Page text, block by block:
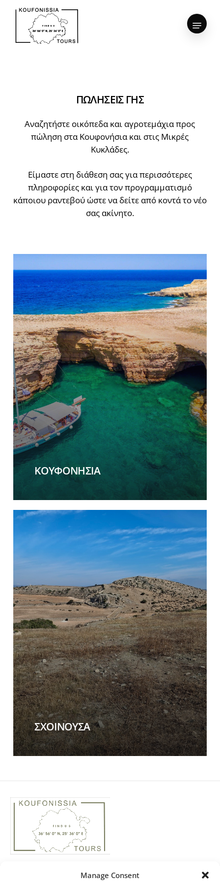
Manage Consent
content
Menu
ΠΩΛΗΣΕΙΣ ΓΗΣ
Αναζητήστε οικόπεδα και αγροτεμάχια προς
πώληση στα Κουφονήσια και στις Μικρές
Κυκλάδες.
Είμαστε στη διάθεση σας για περισσότερες
πληροφορίες και για τον προγραμματισμό
κάποιου ραντεβού ώστε να δείτε από κοντά το νέο
σας ακίνητο.
ΚΟΥΦΟΝΗΣΙΑ
more
ΣΧΟΙΝΟΥΣΑ
Learn
Close